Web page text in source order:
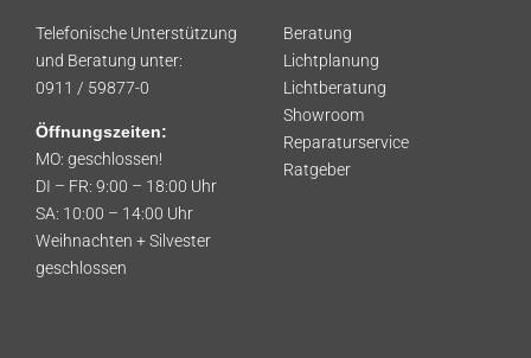
Telefonische Unterstützung
und Beratung unter:
0911 / 59877-0
Öffnungszeiten:
MO: geschlossen!
DI – FR: 9:00 – 18:00 Uhr
SA: 10:00 – 14:00 Uhr
Weihnachten + Silvester
geschlossen
Beratung
Lichtplanung
Lichtberatung
Showroom
Reparaturservice
Ratgeber